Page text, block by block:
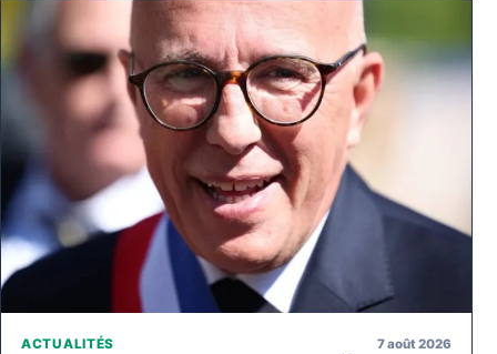
ACTUALITÉS 7 août 2026